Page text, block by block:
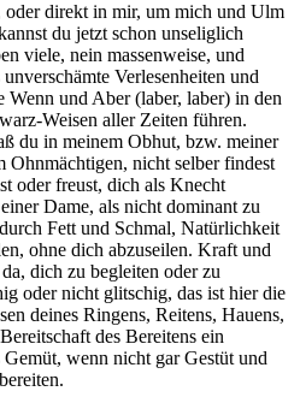
oder direkt in mir, um mich und Ulm
du jetzt schon unseliglich
viele, nein massenweise, und
Verlesenheiten und
Wenn und Aber (laber, laber) in den
Weisen aller Zeiten führen.
du in meinem Obhut, bzw. meiner
Ohnmächtigen, nicht selber findest
oder freust, dich als Knecht
Dame, als nicht dominant zu
Fett und Schmal, Natürlichkeit
ohne dich abzuseilen. Kraft und
dich zu begleiten oder zu
oder nicht glitschig, das ist hier die
deines Ringens, Reitens, Hauens,
des Bereitens ein
Gemüt, wenn nicht gar Gestüt und